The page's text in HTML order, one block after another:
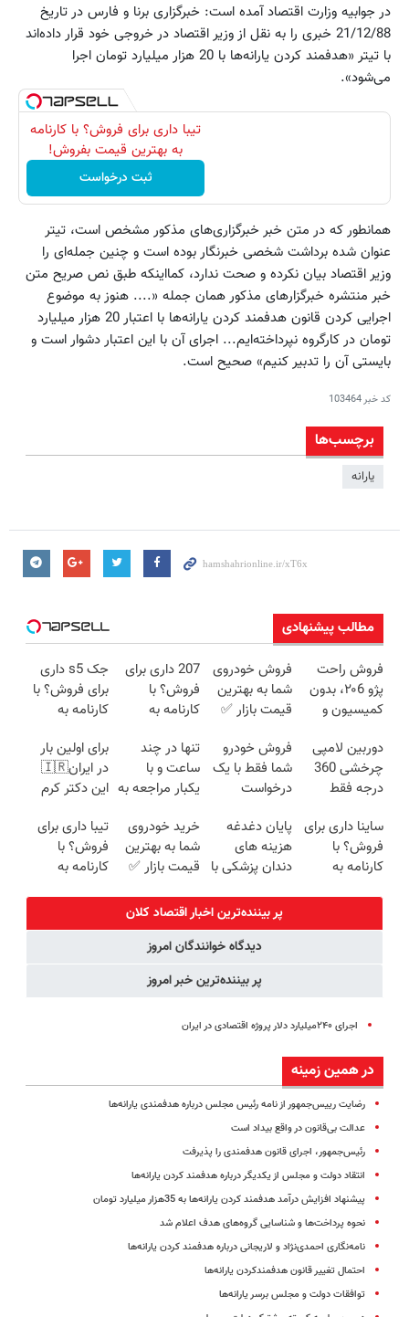
در جوابیه وزارت اقتصاد آمده است: خبرگزاری برنا و فارس در تاریخ
21/12/88 خبری را به نقل از وزیر اقتصاد در خروجی خود قرار داده‌اند
با تیتر «هدفمند کردن یارانه‌ها با 20 هزار میلیارد تومان اجرا
می‌شود».
تیبا داری برای فروش؟ با کارنامه
به بهترین قیمت بفروش!
ثبت درخواست
همانطور که در متن خبر خبرگزاری‌های مذکور مشخص است، تیتر
عنوان شده برداشت شخصی خبرنگار بوده است و چنین جمله‌ای را
وزیر اقتصاد بیان نکرده و صحت ندارد، کمااینکه طبق نص صریح متن
خبر منتشره خبرگزار‌های مذکور همان جمله «.... هنوز به موضوع
اجرایی کردن قانون هدفمند کردن یارانه‌ها با اعتبار 20 هزار میلیارد
تومان در کارگروه نپرداخته‌ایم... اجرای آن با این اعتبار دشوار است و
بایستی آن را تدبیر کنیم» صحیح است.
کد خبر103464
برچسب‌ها
یارانه
مطالب پیشنهادی
فروش راحت
پژو ۲۰6، بدون
کمیسیون و
فروش خودروی
شما به بهترین
قیمت بازار ✅
207 داری برای
فروش؟ با
کارنامه به
بفروش!
جک s5 داری
برای فروش؟ با
کارنامه به
بفروش!
دوربین لامپی
چرخشی 360
درجه فقط
🔥 پرداخت
درب منزل
فروش خودرو
شما فقط با یک
درخواست
تنها در چند
ساعت و با
یکبار مراجعه به
برای اولین بار
در ایران🇮🇷
این دکتر کرم
روزه ساخت!
ساینا داری برای
فروش؟ با
کارنامه به
پایان دغدغه
هزینه های
دندان پزشکی با
کننده خانگی
خرید خودروی
شما به بهترین
قیمت بازار ✅
تیبا داری برای
فروش؟ با
کارنامه به
پر بیننده‌ترین اخبار اقتصاد كلان
دیدگاه خوانندگان امروز
پر بیننده‌ترین خبر امروز
اجرای ۲۴۰میلیارد دلار پروژه اقتصادی در ایران
در همین زمینه
رضایت رییس‌جمهور از نامه رئیس مجلس درباره هدفمندی یارانه‌ها
عدالت بی‌قانون در واقع بیداد است
رئیس‌جمهور، اجرای قانون هدفمندی را پذیرفت
انتقاد دولت و مجلس از یکدیگر درباره هدفمند کردن یارانه‌ها
پیشنهاد افزایش درآمد هدفمند کردن یارانه‌ها به 35هزار میلیارد تومان
نحوه پرداخت‌ها و شناسایی گروه‌های هدف اعلام شد
نامه‌نگاری احمدی‌نژاد و لاریجانی درباره هدفمند کردن یارانه‌ها
احتمال تغییر قانون هدفمندکردن یارانه‌ها
توافقات دولت و مجلس برسر یارانه‌ها